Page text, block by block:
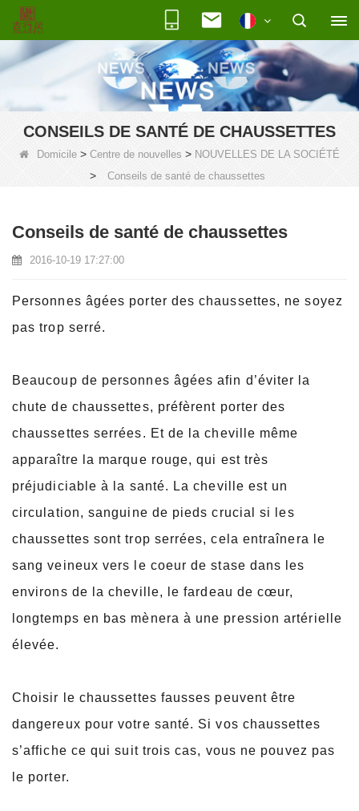
CONSEILS DE SANTÉ DE CHAUSSETTES
Domicile > Centre de nouvelles > NOUVELLES DE LA SOCIÉTÉ
> Conseils de santé de chaussettes
Conseils de santé de chaussettes
2016-10-19 17:27:00
Personnes âgées porter des chaussettes, ne soyez
pas trop serré.
Beaucoup de personnes âgées afin d’éviter la
chute de chaussettes, préfèrent porter des
chaussettes serrées. Et de la cheville même
apparaître la marque rouge, qui est très
préjudiciable à la santé. La cheville est un
circulation, sanguine de pieds crucial si les
chaussettes sont trop serrées, cela entraînera le
sang veineux vers le coeur de stase dans les
environs de la cheville, le fardeau de cœur,
longtemps en bas mènera à une pression artérielle
élevée.
Choisir le chaussettes fausses peuvent être
dangereux pour votre santé. Si vos chaussettes
s’affiche ce qui suit trois cas, vous ne pouvez pas
le porter.